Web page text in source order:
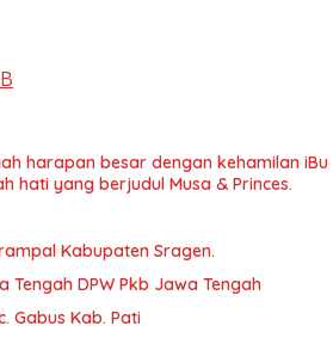
harapan besar dengan kehamilan iBu
hati yang berjudul Musa & Princes.
Kabupaten Sragen.
Tengah DPW Pkb Jawa Tengah
Gabus Kab. Pati